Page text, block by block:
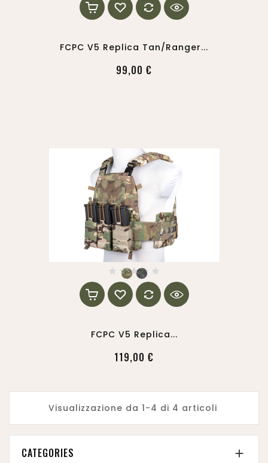
FCPC V5 Replica Tan/ranger...
99,00 €
FCPC V5 Replica...
119,00 €
Visualizzazione da 1-4 di 4 articoli
CATEGORIES 